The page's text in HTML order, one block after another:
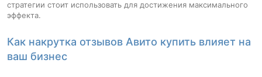
стратегии стоит использовать для достижения максимального
эффекта.
Как накрутка отзывов Авито купить влияет на
ваш бизнес